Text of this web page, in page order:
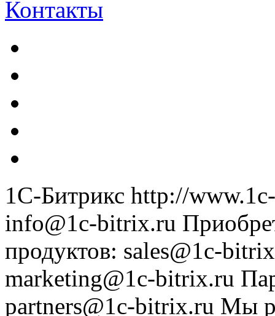
Контакты
1С-Битрикс http://
info@1c-bitrix.ru
продуктов: sales@1c-
marketing@1c-bitrix.ru
partners@1c-bitrix.ru Мы